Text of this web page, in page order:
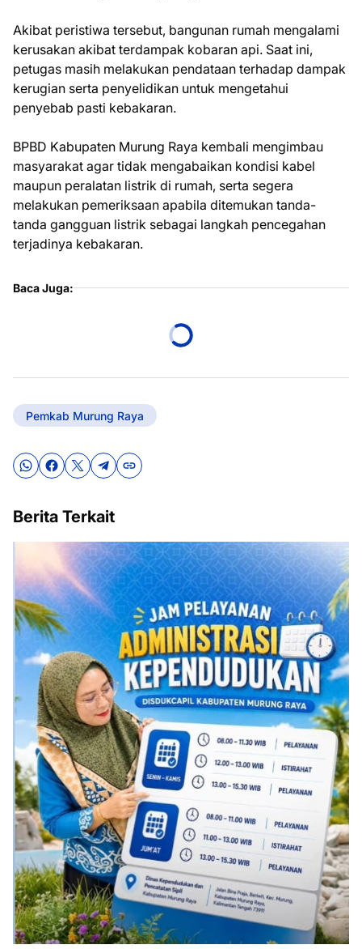
Akibat peristiwa tersebut, bangunan rumah mengalami
kerusakan akibat terdampak kobaran api. Saat ini,
petugas masih melakukan pendataan terhadap dampak
kerugian serta penyelidikan untuk mengetahui
penyebab pasti kebakaran.
BPBD Kabupaten Murung Raya kembali mengimbau
masyarakat agar tidak mengabaikan kondisi kabel
maupun peralatan listrik di rumah, serta segera
melakukan pemeriksaan apabila ditemukan tanda-
tanda gangguan listrik sebagai langkah pencegahan
terjadinya kebakaran.
Baca Juga:
Pemkab Murung Raya
Berita Terkait